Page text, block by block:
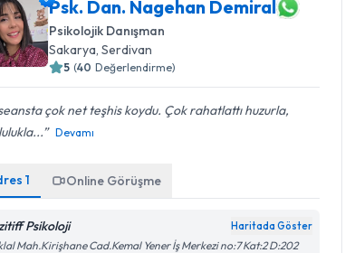
Psk. Dan. Nagehan Demiral
Psikolojik Danışman
Sakarya , Serdivan
5 (40 Değerlendirme)
çok net teşhis koydu. Çok rahatlattı huzurla,
Devamı
1 Online Görüşme
Psikoloji Haritada Göster
Mah.Kirişhane Cad.Kemal Yener İş Merkezi no:7 Kat:2 D:202